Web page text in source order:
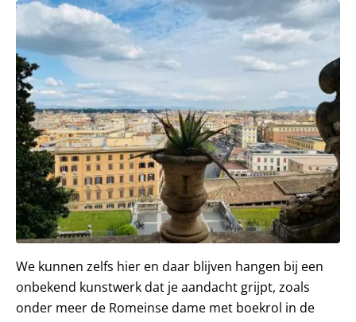
We kunnen zelfs hier en daar blijven hangen bij een
onbekend kunstwerk dat je aandacht grijpt, zoals
onder meer de Romeinse dame met boekrol in de